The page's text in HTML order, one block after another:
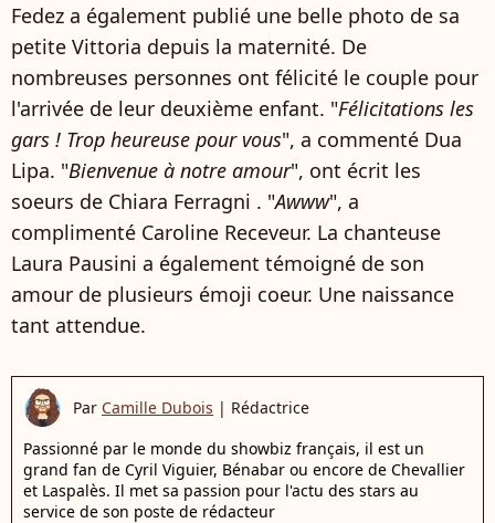
Fedez a également publié une belle photo de sa
petite Vittoria depuis la maternité. De
nombreuses personnes ont félicité le couple pour
l'arrivée de leur deuxième enfant. "Félicitations les
gars ! Trop heureuse pour vous", a commenté Dua
Lipa. "Bienvenue à notre amour", ont écrit les
soeurs de Chiara Ferragni . "Awww", a
complimenté Caroline Receveur. La chanteuse
Laura Pausini a également témoigné de son
amour de plusieurs émoji coeur. Une naissance
tant attendue.
Par Camille Dubois | Rédactrice
Passionné par le monde du showbiz français, il est un
grand fan de Cyril Viguier, Bénabar ou encore de Chevallier
et Laspalès. Il met sa passion pour l'actu des stars au
service de son poste de rédacteur